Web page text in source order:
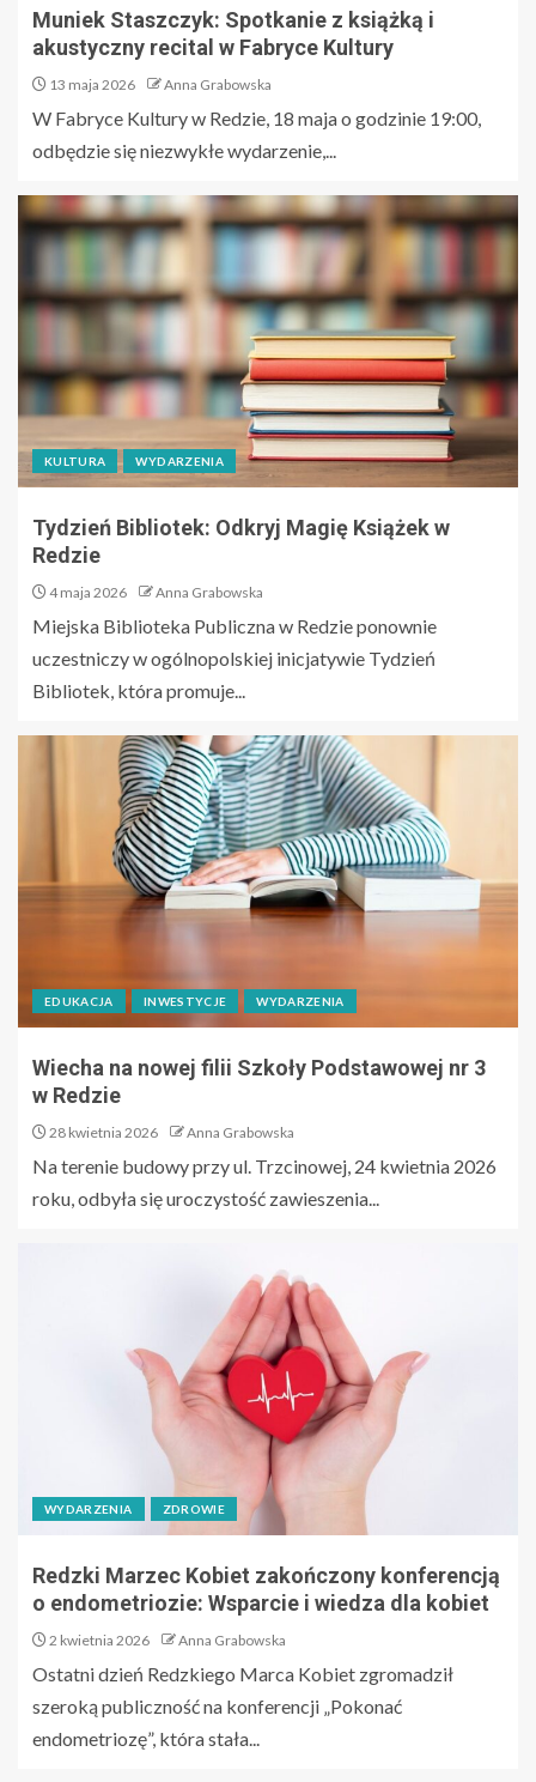
Muniek Staszczyk: Spotkanie z książką i
akustyczny recital w Fabryce Kultury
13 maja 2026 Anna Grabowska
W Fabryce Kultury w Redzie, 18 maja o godzinie 19:00,
odbędzie się niezwykłe wydarzenie,...
KULTURA WYDARZENIA
Tydzień Bibliotek: Odkryj Magię Książek w
Redzie
4 maja 2026 Anna Grabowska
Miejska Biblioteka Publiczna w Redzie ponownie
uczestniczy w ogólnopolskiej inicjatywie Tydzień
Bibliotek, która promuje...
EDUKACJA INWESTYCJE WYDARZENIA
Wiecha na nowej filii Szkoły Podstawowej nr 3
w Redzie
28 kwietnia 2026 Anna Grabowska
Na terenie budowy przy ul. Trzcinowej, 24 kwietnia 2026
roku, odbyła się uroczystość zawieszenia...
WYDARZENIA ZDROWIE
Redzki Marzec Kobiet zakończony konferencją
o endometriozie: Wsparcie i wiedza dla kobiet
2 kwietnia 2026 Anna Grabowska
Ostatni dzień Redzkiego Marca Kobiet zgromadził
szeroką publiczność na konferencji „Pokonać
endometriozę”, która stała...